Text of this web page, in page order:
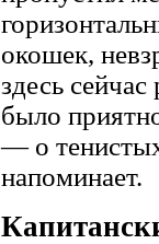
окошек,
здесь
было
— о
напоминает.